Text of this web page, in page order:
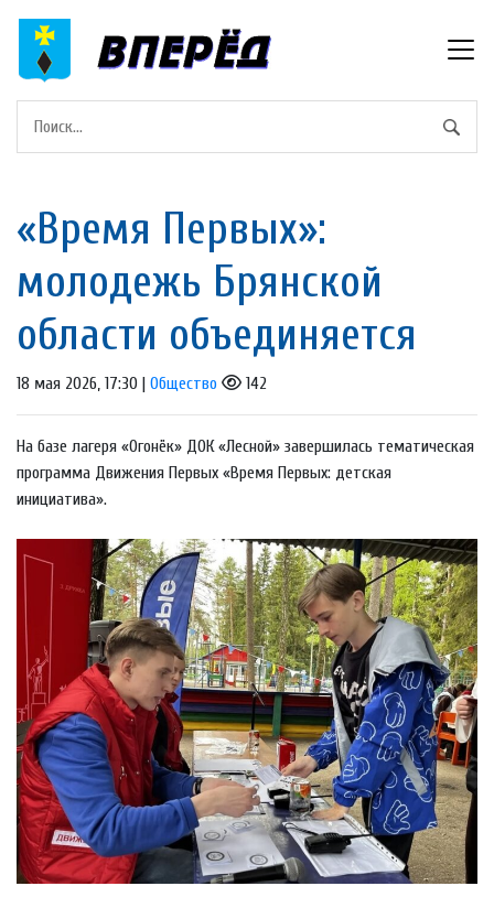
«Время Первых»:
молодежь Брянской
области объединяется
18 мая 2026, 17:30 | Общество 142
На базе лагеря «Огонёк» ДОК «Лесной» завершилась тематическая
программа Движения Первых «Время Первых: детская
инициатива».